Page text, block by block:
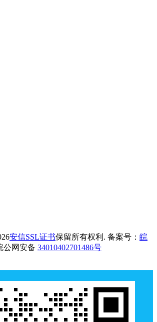
安信SSL证书保留所有权利. 备案号： 皖
公网安备 34010402701486号